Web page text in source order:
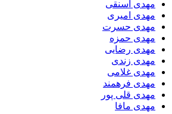
مهدی اسنقی
مهدی امیری
مهدی حسرت
مهدی حمزه
مهدی رضایی
مهدی زندی
مهدی غلامی
مهدی فرهمند
مهدی قلی پور
مهدی مافا